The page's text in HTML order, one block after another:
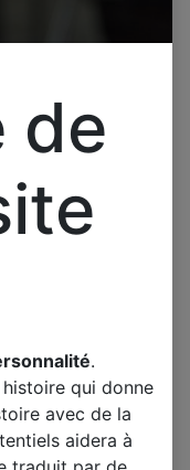
de
.
qui donne
avec de la
aidera à